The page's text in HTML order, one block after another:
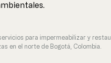
para impermeabilizar y
en el norte de Bogotá, Colombia.